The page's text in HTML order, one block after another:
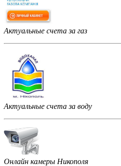
Актуальные счета за газ
Актуальные счета за воду
Онлайн камеры Никополя